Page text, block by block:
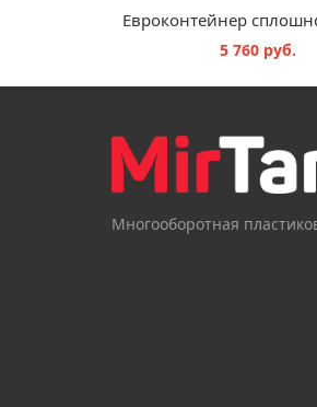
5 760 руб.
Многооборотная